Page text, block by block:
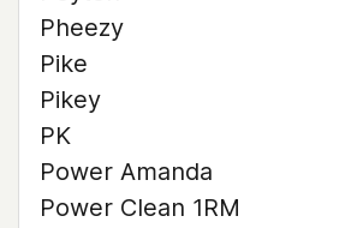
Pheezy
Pike
Pikey
PK
Power Amanda
Power Clean 1RM